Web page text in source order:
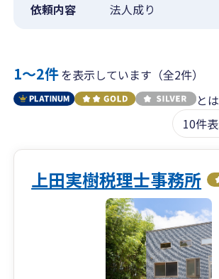
依頼内容
法人成り
1〜2件を表示しています（全2件）
とは
上田実樹税理士事務所